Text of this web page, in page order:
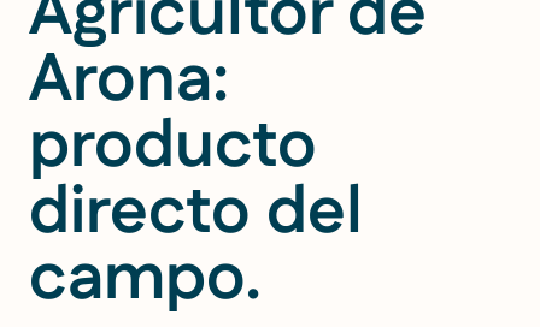
Arona:
producto
directo del
campo.